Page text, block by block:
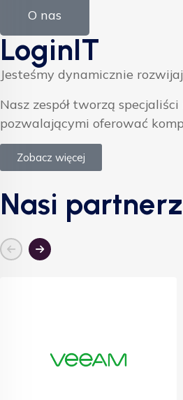
O nas
LoginIT
Jesteśmy dynamicznie
Nasz zespół tworzą
pozwalającymi oferować
Zobacz więcej
Nasi